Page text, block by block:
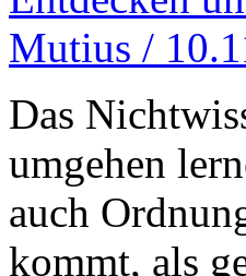
Mutius /
Das
umgehen
auch
kommt, als